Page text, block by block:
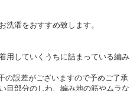
濯をおすすめ致します。
用していくうちに詰まっている編
誤差がございますので予めご了承
目部分のしわ、編み地の筋やムラ